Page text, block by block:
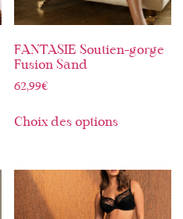
FANTASIE Soutien-gorge
Fusion Sand
62,99€
Choix des options